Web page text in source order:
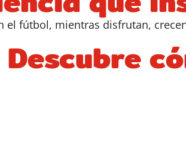
fútbol, mientras disfrutan,
Descubre